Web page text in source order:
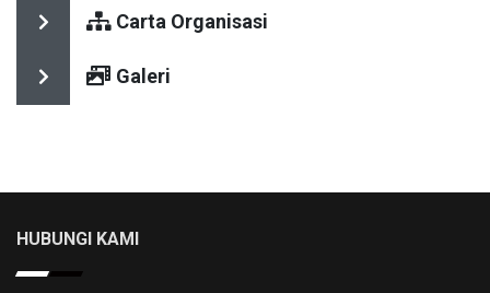
Carta Organisasi
Galeri
HUBUNGI KAMI